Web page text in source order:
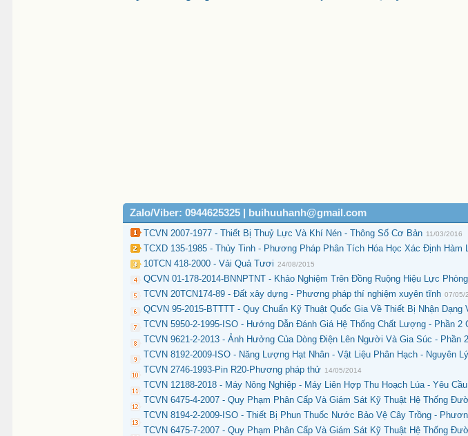
Zalo/Viber: 0944625325 | buihuuhanh@gmail.com
TCVN 2007-1977 - Thiết Bị Thuỷ Lực Và Khí Nén - Thông Số Cơ Bản 11/03/2016
TCXD 135-1985 - Thủy Tinh - Phương Pháp Phân Tích Hóa Học Xác Định Hàm
10TCN 418-2000 - Vải Quả Tươi 24/08/2015
QCVN 01-178-2014-BNNPTNT - Khảo Nghiệm Trên Đồng Ruộng Hiệu Lực
TCVN 20TCN174-89 - Đất xây dựng - Phương pháp thí nghiệm xuyên tĩnh 07/05/
QCVN 95-2015-BTTTT - Quy Chuẩn Kỹ Thuật Quốc Gia Về Thiết Bị Nhận Dạng
TCVN 5950-2-1995-ISO - Hướng Dẫn Đánh Giá Hệ Thống Chất Lượng - Phần
TCVN 9621-2-2013 - Ảnh Hưởng Của Dòng Điện Lên Người Và Gia Súc - Phần
TCVN 8192-2009-ISO - Năng Lượng Hạt Nhân - Vật Liệu Phân Hạch - Nguyên
TCVN 2746-1993-Pin R20-Phương pháp thử 14/05/2014
TCVN 12188-2018 - Máy Nông Nghiệp - Máy Liên Hợp Thu Hoạch Lúa - Yêu
TCVN 6475-4-2007 - Quy Phạm Phân Cấp Và Giám Sát Kỹ Thuật Hệ Thống
TCVN 8194-2-2009-ISO - Thiết Bị Phun Thuốc Nước Bảo Vệ Cây Trồng -
TCVN 6475-7-2007 - Quy Phạm Phân Cấp Và Giám Sát Kỹ Thuật Hệ Thống